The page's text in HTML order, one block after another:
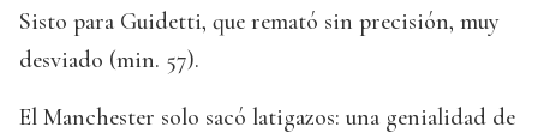
Sisto para Guidetti, que remató sin precisión, muy
desviado (min. 57).
El Manchester solo sacó latigazos: una genialidad de